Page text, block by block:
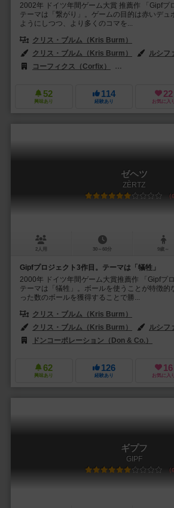
2002年 ドイツ年間ゲーム大賞 推薦作 「Gipfプ
テーマは「繋がり」。ゲームの目的は赤いデュ
ようにしつつ、より多くのコマを...
クリス・ブルム（Kris Burm）
クリス・ブルム（Kris Burm）
ルシフ
コーフィクス（Corfix）
52
興味あり
114
経験あり
22
お気に入り
ゼヘツ
ZÈRTZ
2人用 30～60分 9歳～
Gipfプロジェクト3作目。テーマは「犠牲」
2000年 ドイツ年間ゲーム大賞推薦作 「Gipfプ
テーマは「犠牲」。ボールを使うことが特徴的
った数のボールを獲得することで勝...
クリス・ブルム（Kris Burm）
クリス・ブルム（Kris Burm）
ルシフ
ドンコーポレーション（Don & Co.）
62
興味あり
126
経験あり
16
お気に入り
ギプフ
GIPF